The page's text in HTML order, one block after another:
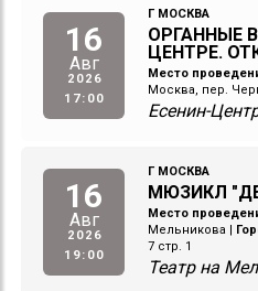
16
Авг
2026
17:00
Г МОСКВА
ОРГАННЫЕ
ЦЕНТРЕ.
Место
Москва, пер.
Есенин-
16
Авг
2026
19:00
Г МОСКВА
МЮЗИКЛ
Место
Мельникова
7 стр. 1
Театр на